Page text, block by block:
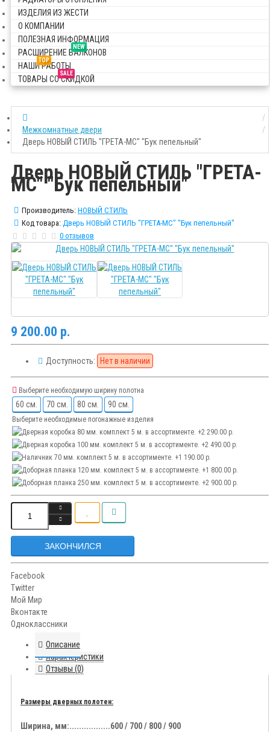
ИЗДЕЛИЯ ИЗ ЖЕСТИ
О КОМПАНИИ
ПОЛЕЗНАЯ ИНФОРМАЦИЯ
NEW
РАСШИРЕНИЕ БАЛКОНОВ
TOP
НАШИ РАБОТЫ
SALE
ТОВАРЫ СО СКИДКОЙ
Межкомнатные двери
Дверь НОВЫЙ СТИЛЬ "ГРЕТА-МС" "Бук пепельный"
Дверь НОВЫЙ СТИЛЬ "ГРЕТА-
МС" "Бук пепельный"
Производитель: НОВЫЙ СТИЛЬ
Код товара: Дверь НОВЫЙ СТИЛЬ "ГРЕТА-МС" "Бук пепельный"
0 отзывов
9 200.00 р.
Доступность: Нет в наличии
Выберите необходимую ширину полотна
60 см. 70 см. 80 см. 90 см.
Выберите необходимые погонажные изделия
ЗАКОНЧИЛСЯ
Facebook
Twitter
Мой Мир
Вконтакте
Одноклассники
Описание
Характеристики
Отзывы (0)
Размеры дверных полотен:
Ширина, мм:.................600 / 700 / 800 / 900